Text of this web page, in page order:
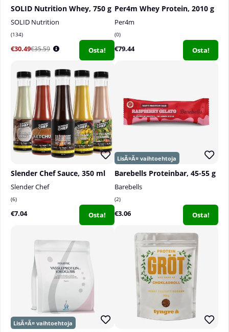
SOLID Nutrition Whey, 750 g
SOLID Nutrition
134
€30.49€35.59 Osta!
Per4m Whey Protein, 2010 g
Per4m
0
€79.44 Osta!
Slender Chef Sauce, 350 ml
Slender Chef
6
€7.04 Osta!
Barebells Proteinbar, 45-55 g
Barebells
2
€3.06 Osta!